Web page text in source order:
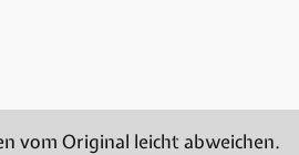
vom Original leicht abweichen.